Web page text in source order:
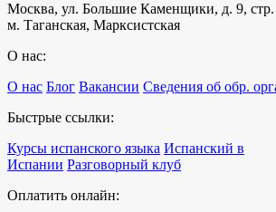
Москва, ул. Большие Каменщики, д. 9,
м. Таганская, Марксистская
О нас:
О нас Блог Вакансии Сведения об обр.
Быстрые ссылки:
Курсы испанского языка Испанский в
Испании Разговорный клуб
Оплатить онлайн: